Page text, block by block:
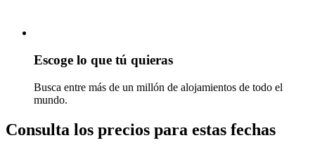
Escoge lo que tú quieras
Busca entre más de un millón de alojamientos de todo el
mundo.
Consulta los precios para estas fechas